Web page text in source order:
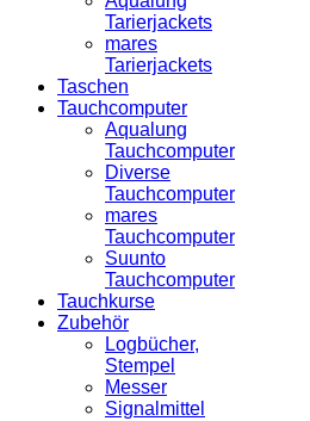
Tarierjackets
mares
Tarierjackets
Taschen
Tauchcomputer
Aqualung
Tauchcomputer
Diverse
Tauchcomputer
mares
Tauchcomputer
Suunto
Tauchcomputer
Tauchkurse
Zubehör
Logbücher,
Stempel
Messer
Signalmittel